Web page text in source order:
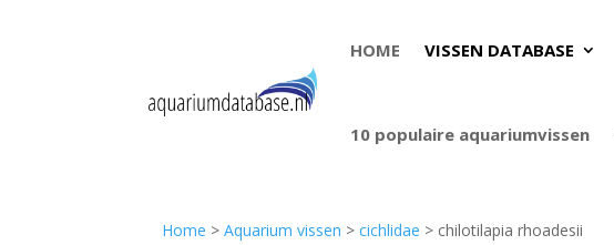
HOME VISSEN DATABASE
10 populaire aquariumvissen
Home >Aquarium vissen >cichlidae > chilotilapia rhoadesii